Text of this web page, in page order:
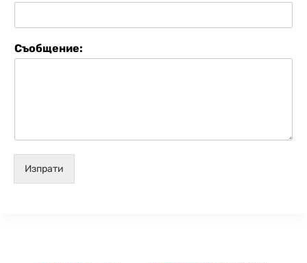
Съобщение:
Изпрати